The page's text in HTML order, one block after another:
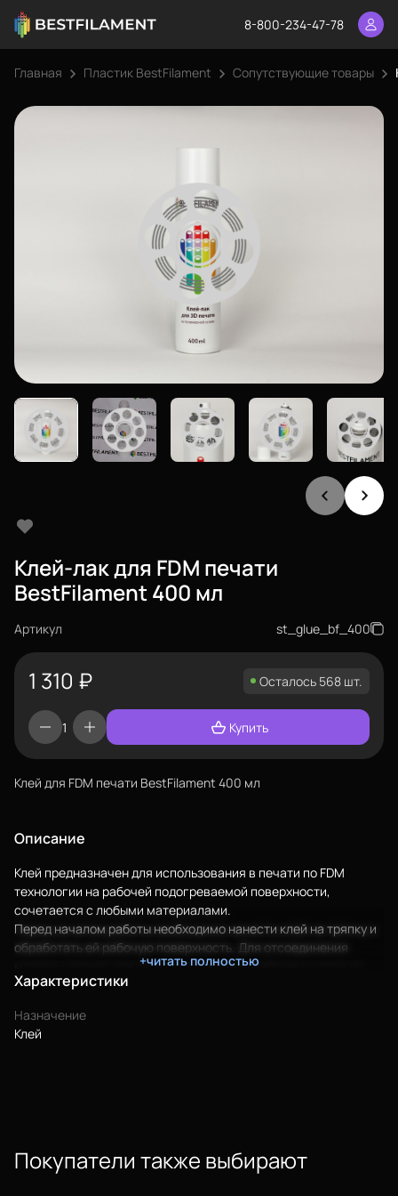
8-800-234-47-78
Главная Пластик BestFilament Сопутствующие товары
Клей-лак для FDM печати
BestFilament 400 мл
Артикул st_glue_bf_400
1 310 ₽ Осталось 568 шт.
Купить
Клей для FDM печати BestFilament 400 мл
Описание
Клей предназначен для использования в печати по FDM
технологии на рабочей подогреваемой поверхности,
сочетается с любыми материалами.
Перед началом работы необходимо нанести клей на тряпку и
обработать ей рабочую поверхность. Для отсоединения
модели следует дождаться охлаждения рабочего стола до
30°C.
предназначенными для детей.
Преимущества:
+читать полностью
Характеристики
Назначение
Клей
Покупатели также выбирают